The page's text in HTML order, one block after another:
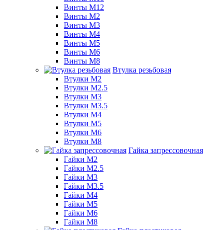
Винты М12
Винты М2
Винты М3
Винты М4
Винты М5
Винты М6
Винты М8
Втулка резьбовая
Втулки М2
Втулки М2.5
Втулки М3
Втулки М3.5
Втулки М4
Втулки М5
Втулки М6
Втулки М8
Гайка запрессовочная
Гайки М2
Гайки М2.5
Гайки М3
Гайки М3.5
Гайки М4
Гайки М5
Гайки М6
Гайки М8